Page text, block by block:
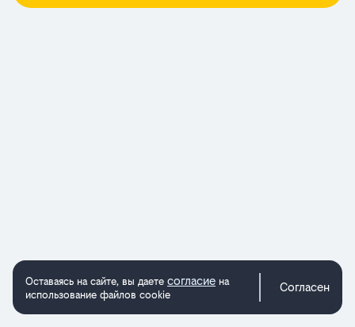
Оставаясь на сайте, вы даете согласие на
использование файлов cookie
Согласен